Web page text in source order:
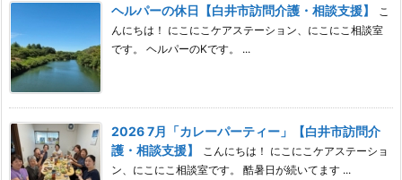
ヘルパーの休日【白井市訪問介護・相談支援】
こ
んにちは！ にこにこケアステーション、にこにこ相談室
です。 ヘルパーのKです。 ...
2026 7月「カレーパーティー」【白井市訪問介
護・相談支援】
こんにちは！ にこにこケアステーショ
ン、にこにこ相談室です。 酷暑日が続いてます ...